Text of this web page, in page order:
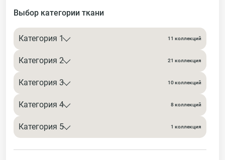
Выбор категории ткани
Категория 1 11 коллекций
Категория 2 21 коллекция
Категория 3 10 коллекций
Категория 4 8 коллекций
Категория 5 1 коллекция